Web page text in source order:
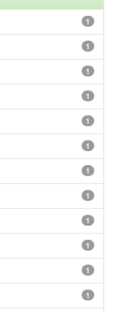
1
1
1
1
1
1
1
1
1
1
1
1